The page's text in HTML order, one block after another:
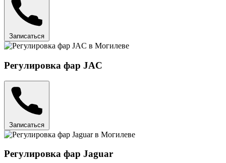
Записаться
Регулировка фар JAC
Записаться
Регулировка фар Jaguar